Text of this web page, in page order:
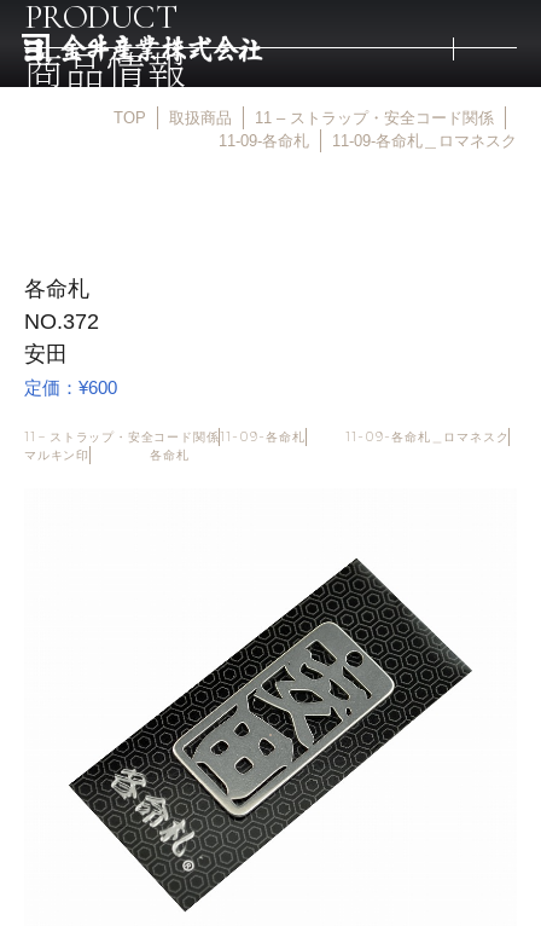
取扱メーカー
金井産業の強み
マルキン印
お問い合わせはこちら
PRODUCT
商品情報
TOP 取扱商品
11 – ストラップ・安全コード関係
11-09-各命札
11-09-各命札＿ロマネスク
各命札
NO.372
安田
定価：¥600
11 – ストラップ・安全コード関係11-09-各命札
11-09-各命札＿ロマネスク
マルキン印
各命札